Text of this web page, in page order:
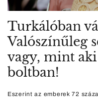
Turkálóban
Valószínűleg
vagy, mint
boltban!
Eszerint az emberek 72